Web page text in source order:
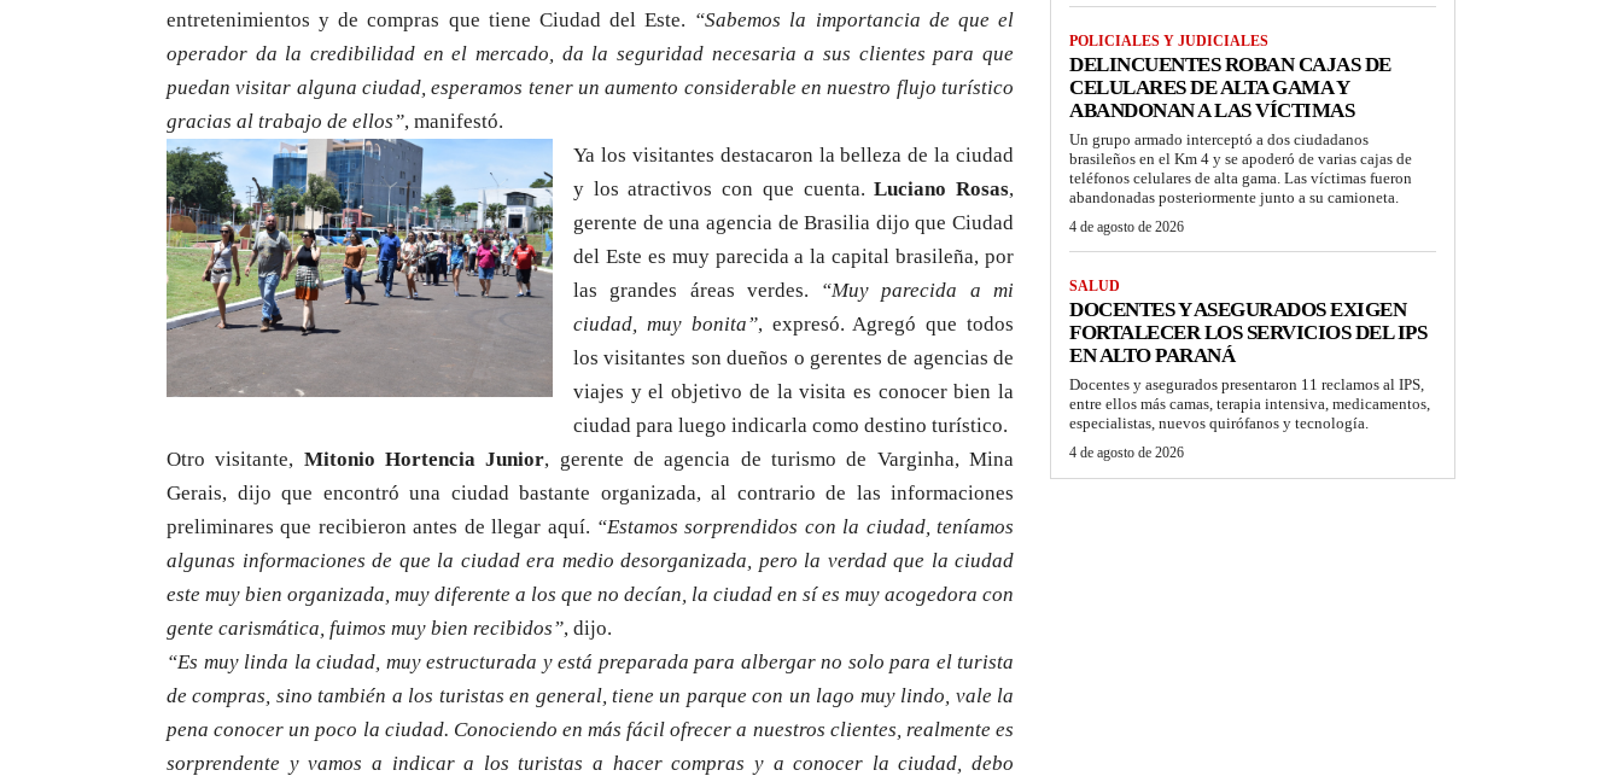
entretenimientos y de compras que tiene Ciudad del Este. “Sabemos la importancia de que el
operador da la credibilidad en el mercado, da la seguridad necesaria a sus clientes para que
puedan visitar alguna ciudad, esperamos tener un aumento considerable en nuestro flujo turístico
gracias al trabajo de ellos”, manifestó.
Ya los visitantes destacaron la belleza de la ciudad
y los atractivos con que cuenta.Luciano Rosas,
gerente de una agencia de Brasilia dijo que Ciudad
del Este es muy parecida a la capital brasileña, por
las grandes áreas verdes. “Muy parecida a mi
ciudad, muy bonita”, expresó. Agregó que todos
los visitantes son dueños o gerentes de agencias de
viajes y el objetivo de la visita es conocer bien la
ciudad para luego indicarla como destino turístico.
Otro visitante, Mitonio Hortencia Junior, gerente de agencia de turismo de Varginha, Mina
Gerais, dijo que encontró una ciudad bastante organizada, al contrario de las informaciones
preliminares que recibieron antes de llegar aquí. “Estamos sorprendidos con la ciudad, teníamos
algunas informaciones de que la ciudad era medio desorganizada, pero la verdad que la ciudad
este muy bien organizada, muy diferente a los que no decían, la ciudad en sí es muy acogedora con
gente carismática, fuimos muy bien recibidos”, dijo.
“Es muy linda la ciudad, muy estructurada y está preparada para albergar no solo para el turista
de compras, sino también a los turistas en general, tiene un parque con un lago muy lindo, vale la
pena conocer un poco la ciudad. Conociendo en más fácil ofrecer a nuestros clientes, realmente es
sorprendente y vamos a indicar a los turistas a hacer compras y a conocer la ciudad, debo
POLICIALES Y JUDICIALES
DELINCUENTES ROBAN CAJAS DE
CELULARES DE ALTA GAMA Y
ABANDONAN A LAS VÍCTIMAS
Un grupo armado interceptó a dos ciudadanos
brasileños en el Km 4 y se apoderó de varias cajas de
teléfonos celulares de alta gama. Las víctimas fueron
abandonadas posteriormente junto a su camioneta.
4 de agosto de 2026
SALUD
DOCENTES Y ASEGURADOS EXIGEN
FORTALECER LOS SERVICIOS DEL IPS
EN ALTO PARANÁ
Docentes y asegurados presentaron 11 reclamos al IPS,
entre ellos más camas, terapia intensiva, medicamentos,
especialistas, nuevos quirófanos y tecnología.
4 de agosto de 2026